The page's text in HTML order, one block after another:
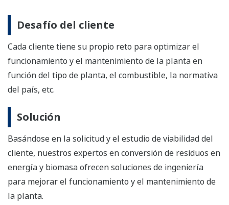
Desafío del cliente
Cada cliente tiene su propio reto para optimizar el
funcionamiento y el mantenimiento de la planta en
función del tipo de planta, el combustible, la normativa
del país, etc.
Solución
Basándose en la solicitud y el estudio de viabilidad del
cliente, nuestros expertos en conversión de residuos en
energía y biomasa ofrecen soluciones de ingeniería
para mejorar el funcionamiento y el mantenimiento de
la planta.